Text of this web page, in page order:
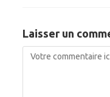
Laisser un